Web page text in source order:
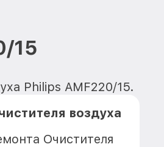
15
Philips AMF220/15.
воздуха
Очистителя